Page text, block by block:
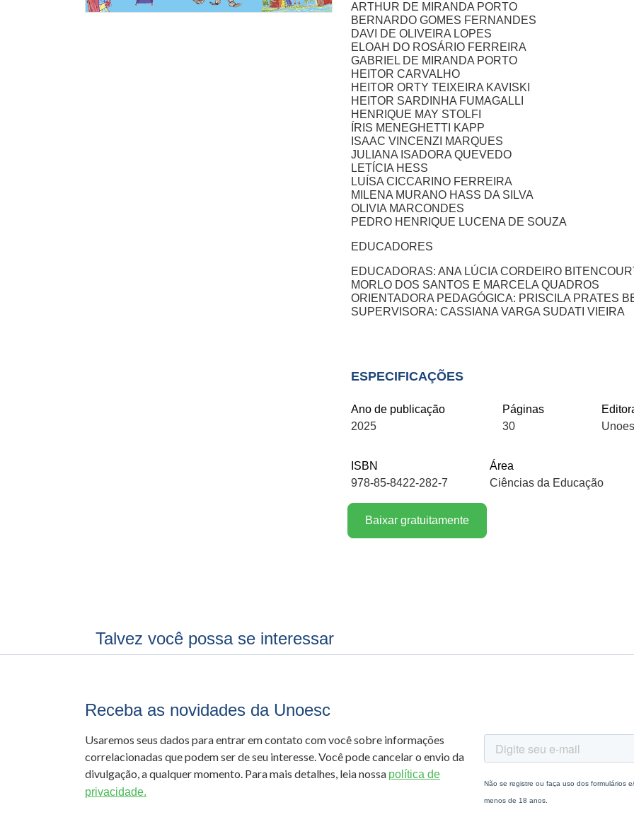
ARTHUR DE MIRANDA PORTO
BERNARDO GOMES FERNANDES
DAVI DE OLIVEIRA LOPES
ELOAH DO ROSÁRIO FERREIRA
GABRIEL DE MIRANDA PORTO
HEITOR CARVALHO
HEITOR ORTY TEIXEIRA KAVISKI
HEITOR SARDINHA FUMAGALLI
HENRIQUE MAY STOLFI
ÍRIS MENEGHETTI KAPP
ISAAC VINCENZI MARQUES
JULIANA ISADORA QUEVEDO
LETÍCIA HESS
LUÍSA CICCARINO FERREIRA
MILENA MURANO HASS DA SILVA
OLIVIA MARCONDES
PEDRO HENRIQUE LUCENA DE SOUZA
EDUCADORES
EDUCADORAS: ANA LÚCIA CORDEIRO
MORLO DOS SANTOS E MARCELA QUADROS
ORIENTADORA PEDAGÓGICA: PRISCILA PRATES
SUPERVISORA: CASSIANA VARGA SUDATI VIEIRA
ESPECIFICAÇÕES
Ano de publicação
2025
Páginas
30
ISBN
978-85-8422-282-7
Área
Ciências da Educação
Baixar gratuitamente
Talvez você possa se interessar
Receba as novidades da Unoesc
Usaremos seus dados para entrar em contato com você sobre informações
correlacionadas que podem ser de seu interesse. Você pode cancelar o envio da
divulgação, a qualquer momento. Para mais detalhes, leia nossa política de
privacidade.